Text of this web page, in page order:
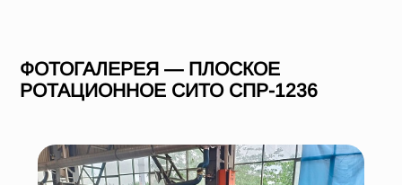
ФОТОГАЛЕРЕЯ — ПЛОСКОЕ
РОТАЦИОННОЕ СИТО СПР-1236